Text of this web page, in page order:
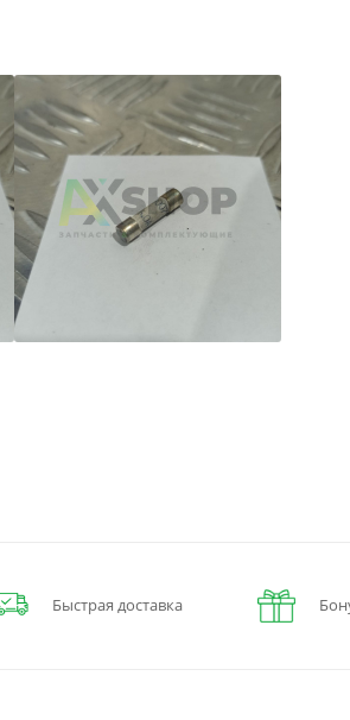
Быстрая доставка